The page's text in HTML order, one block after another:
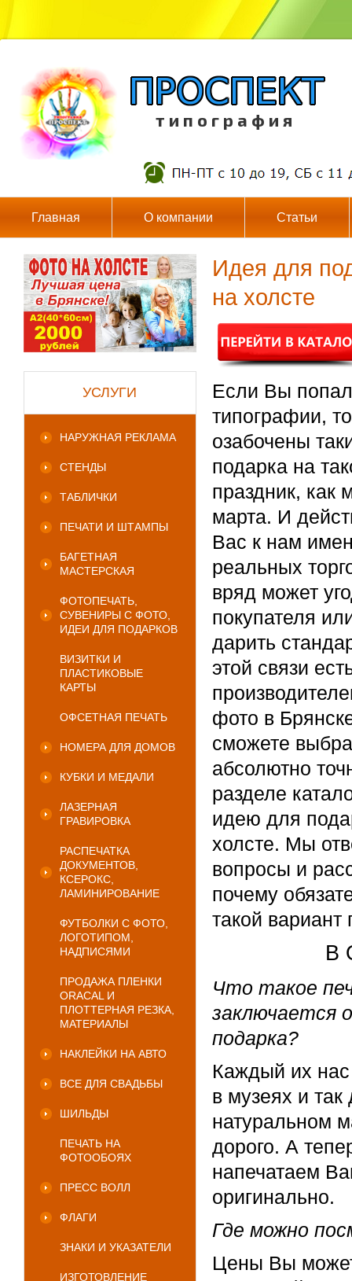
т и п о г р а ф и я
Главная О компании Статьи
УСЛУГИ
НАРУЖНАЯ РЕКЛАМА
СТЕНДЫ
ТАБЛИЧКИ
ПЕЧАТИ И ШТАМПЫ
БАГЕТНАЯ
МАСТЕРСКАЯ
ФОТОПЕЧАТЬ,
СУВЕНИРЫ С ФОТО,
ИДЕИ ДЛЯ ПОДАРКОВ
ВИЗИТКИ И
ПЛАСТИКОВЫЕ
КАРТЫ
ОФСЕТНАЯ ПЕЧАТЬ
НОМЕРА ДЛЯ ДОМОВ
КУБКИ И МЕДАЛИ
ЛАЗЕРНАЯ
ГРАВИРОВКА
РАСПЕЧАТКА
ДОКУМЕНТОВ,
КСЕРОКС,
ЛАМИНИРОВАНИЕ
ФУТБОЛКИ С ФОТО,
ЛОГОТИПОМ,
НАДПИСЯМИ
ПРОДАЖА ПЛЕНКИ
ORACAL И
ПЛОТТЕРНАЯ РЕЗКА,
МАТЕРИАЛЫ
НАКЛЕЙКИ НА АВТО
ВСЕ ДЛЯ СВАДЬБЫ
ШИЛЬДЫ
ПЕЧАТЬ НА
ФОТООБОЯХ
ПРЕСС ВОЛЛ
ФЛАГИ
ЗНАКИ И УКАЗАТЕЛИ
ИЗГОТОВЛЕНИЕ
Идея для
на холсте
Если Вы
типографии,
озабочены
подарка на
праздник, как
марта. И
Вас к нам
реальных
вряд может
покупателя
дарить
этой связи
фото в
сможете
абсолютно
разделе
идею для
холсте. Мы
вопросы и
почему
такой вариант
В
Что такое
заключается
подарка?
Каждый их
в музеях и
натуральном
дорого. А
напечатаем
оригинально.
Где можно
Цены Вы